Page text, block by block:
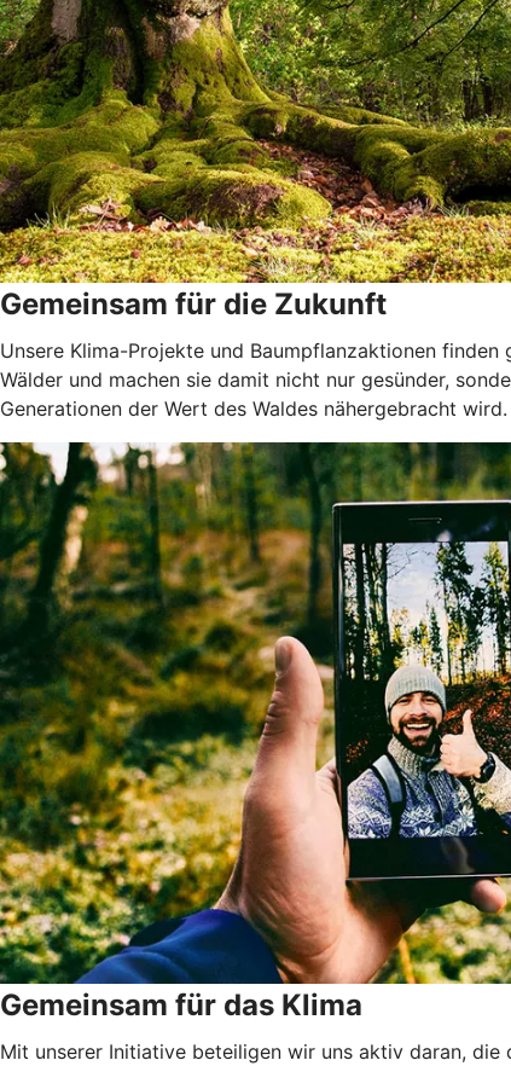
Gemeinsam für die Zukunft
Unsere Klima-Projekte und Baumpflanzaktionen
Wälder und machen sie damit nicht nur gesünder,
Generationen der Wert des Waldes nähergebracht
Gemeinsam für das Klima
Mit unserer Initiative beteiligen wir uns aktiv daran, die